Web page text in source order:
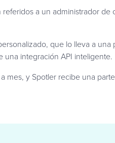
a un administrador
que lo lleva a
una integración API inteligente.
mes, y Spotler recibe una